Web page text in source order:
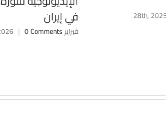
في إيران
فبراير 17th, 2026 | 0 Comments